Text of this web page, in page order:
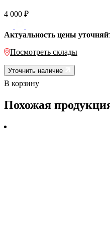
4 000 ₽
Актуальность цены
Посмотреть склады
Уточнить наличие
В корзину
Похожая